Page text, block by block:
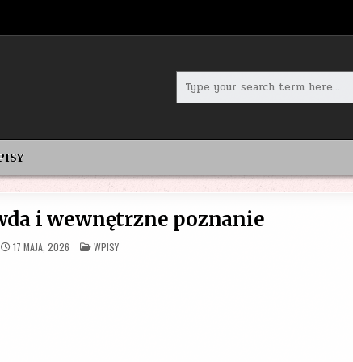
for:
i wewnętrzne poznanie
17 MAJA, 2026 POSTED
IN
WPISY